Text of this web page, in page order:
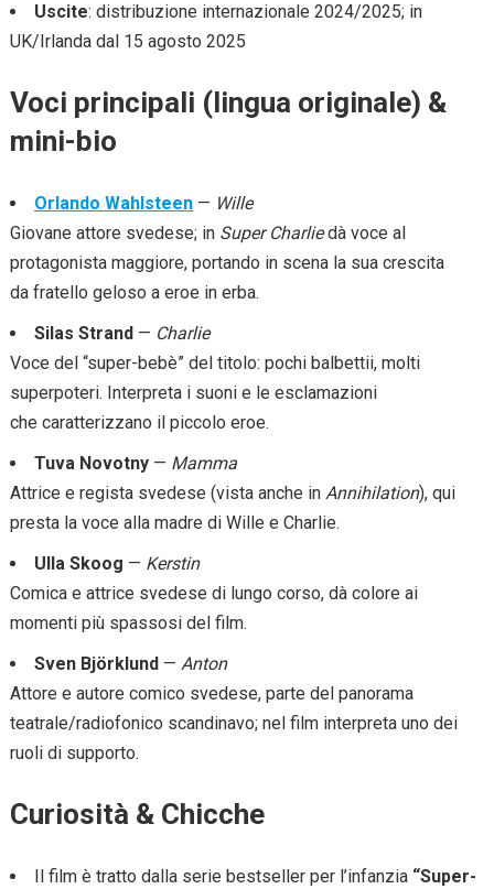
Uscite: distribuzione internazionale 2024/2025; in
UK/Irlanda dal 15 agosto 2025
Voci principali (lingua originale) &
mini-bio
Orlando Wahlsteen— Wille
Giovane attore svedese; in Super Charliedà voce al
protagonista maggiore, portando in scena la sua crescita
da fratello geloso a eroe in erba.
Silas Strand — Charlie
Voce del “super-bebè” del titolo: pochi balbettii, molti
superpoteri. Interpreta i suoni e le esclamazioni
che caratterizzano il piccolo eroe.
Tuva Novotny— Mamma
Attrice e regista svedese (vista anche in Annihilation), qui
presta la voce alla madre di Wille e Charlie.
Ulla Skoog — Kerstin
Comica e attrice svedese di lungo corso, dà colore ai
momenti più spassosi del film.
Sven Björklund — Anton
Attore e autore comico svedese, parte del panorama
teatrale/radiofonico scandinavo; nel film interpreta uno dei
ruoli di supporto.
Curiosità & Chicche
Il film è tratto dalla serie bestseller per l’infanzia “Super-